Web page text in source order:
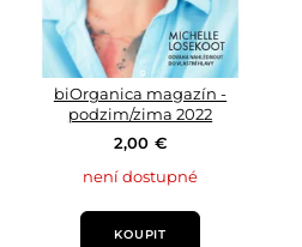
biOrganica magazín -
podzim/zima 2022
2,00 €
není dostupné
KOUPIT